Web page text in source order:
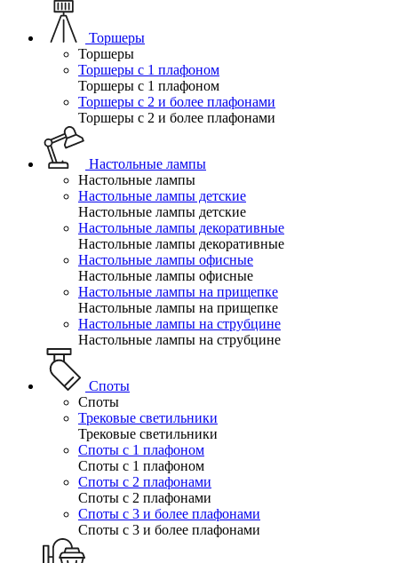
Торшеры
Торшеры
Торшеры с 1 плафоном
Торшеры с 1 плафоном
Торшеры с 2 и более плафонами
Торшеры с 2 и более плафонами
Настольные лампы
Настольные лампы
Настольные лампы детские
Настольные лампы детские
Настольные лампы декоративные
Настольные лампы декоративные
Настольные лампы офисные
Настольные лампы офисные
Настольные лампы на прищепке
Настольные лампы на прищепке
Настольные лампы на струбцине
Настольные лампы на струбцине
Споты
Споты
Трековые светильники
Трековые светильники
Споты с 1 плафоном
Споты с 1 плафоном
Споты с 2 плафонами
Споты с 2 плафонами
Споты с 3 и более плафонами
Споты с 3 и более плафонами